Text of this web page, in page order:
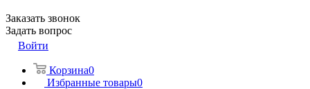
Заказать звонок
Задать вопрос
Войти
Корзина0
Избранные товары0